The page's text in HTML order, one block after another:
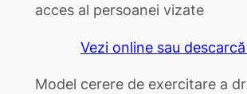
acces al persoanei vizate
Vezi online sau
Model cerere de exercitare a